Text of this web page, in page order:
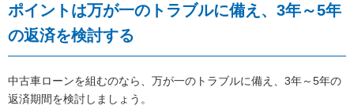
ポイントは万が一のトラブルに備え、3年～5年
の返済を検討する
中古車ローンを組むのなら、万が一のトラブルに備え、3年～5年の
返済期間を検討しましょう。